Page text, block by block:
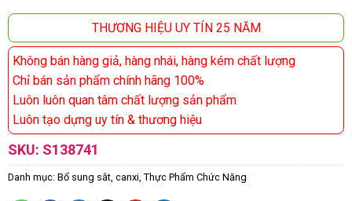
THƯƠNG HIỆU UY TÍN 25 NĂM
Không bán hàng giả, hàng nhái, hàng kém chất lượng
Chỉ bán sản phẩm chính hãng 100%
Luôn luôn quan tâm chất lượng sản phẩm
Luôn tạo dựng uy tín & thương hiệu
SKU: S138741
Danh mục: Bổ sung sắt, canxi, Thực Phẩm Chức Năng